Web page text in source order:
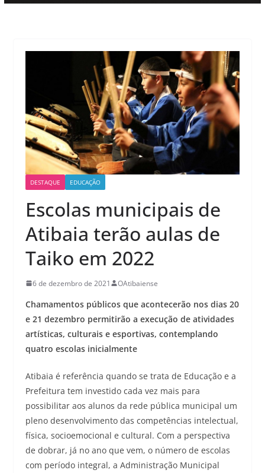
DESTAQUE EDUCAÇÃO
Escolas municipais de
Atibaia terão aulas de
Taiko em 2022
6 de dezembro de 2021 OAtibaiense
Chamamentos públicos que acontecerão nos dias 20
e 21 dezembro permitirão a execução de atividades
artísticas, culturais e esportivas, contemplando
quatro escolas inicialmente
Atibaia é referência quando se trata de Educação e a
Prefeitura tem investido cada vez mais para
possibilitar aos alunos da rede pública municipal um
pleno desenvolvimento das competências intelectual,
física, socioemocional e cultural. Com a perspectiva
de dobrar, já no ano que vem, o número de escolas
com período integral, a Administração Municipal